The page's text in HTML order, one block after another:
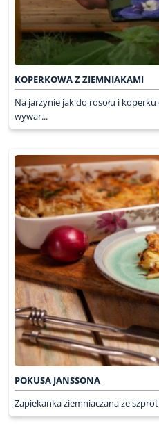
KOPERKOWA Z ZIEMNIAKAMI
Na jarzynie jak do rosołu i
wywar...
POKUSA JANSSONA
Zapiekanka ziemniaczana ze